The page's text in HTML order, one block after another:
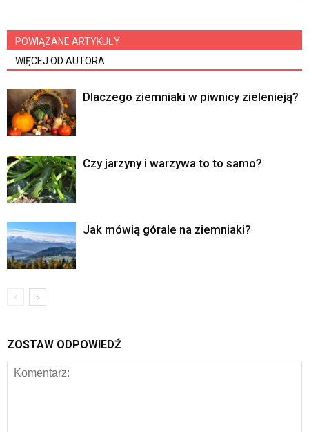
POWIĄZANE ARTYKUŁY
WIĘCEJ OD AUTORA
Dlaczego ziemniaki w piwnicy zielenieją?
Czy jarzyny i warzywa to to samo?
Jak mówią górale na ziemniaki?
ZOSTAW ODPOWIEDŹ